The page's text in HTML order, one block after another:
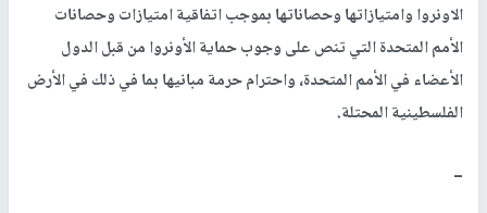
الاونروا وامتيازاتها وحصاناتها بموجب اتفاقية امتيازات وحصانات
الأمم المتحدة التي تنص على وجوب حماية الأونروا من قبل الدول
الأعضاء في الأمم المتحدة، واحترام حرمة مبانيها بما في ذلك في الأرض
الفلسطينية المحتلة.
ــ